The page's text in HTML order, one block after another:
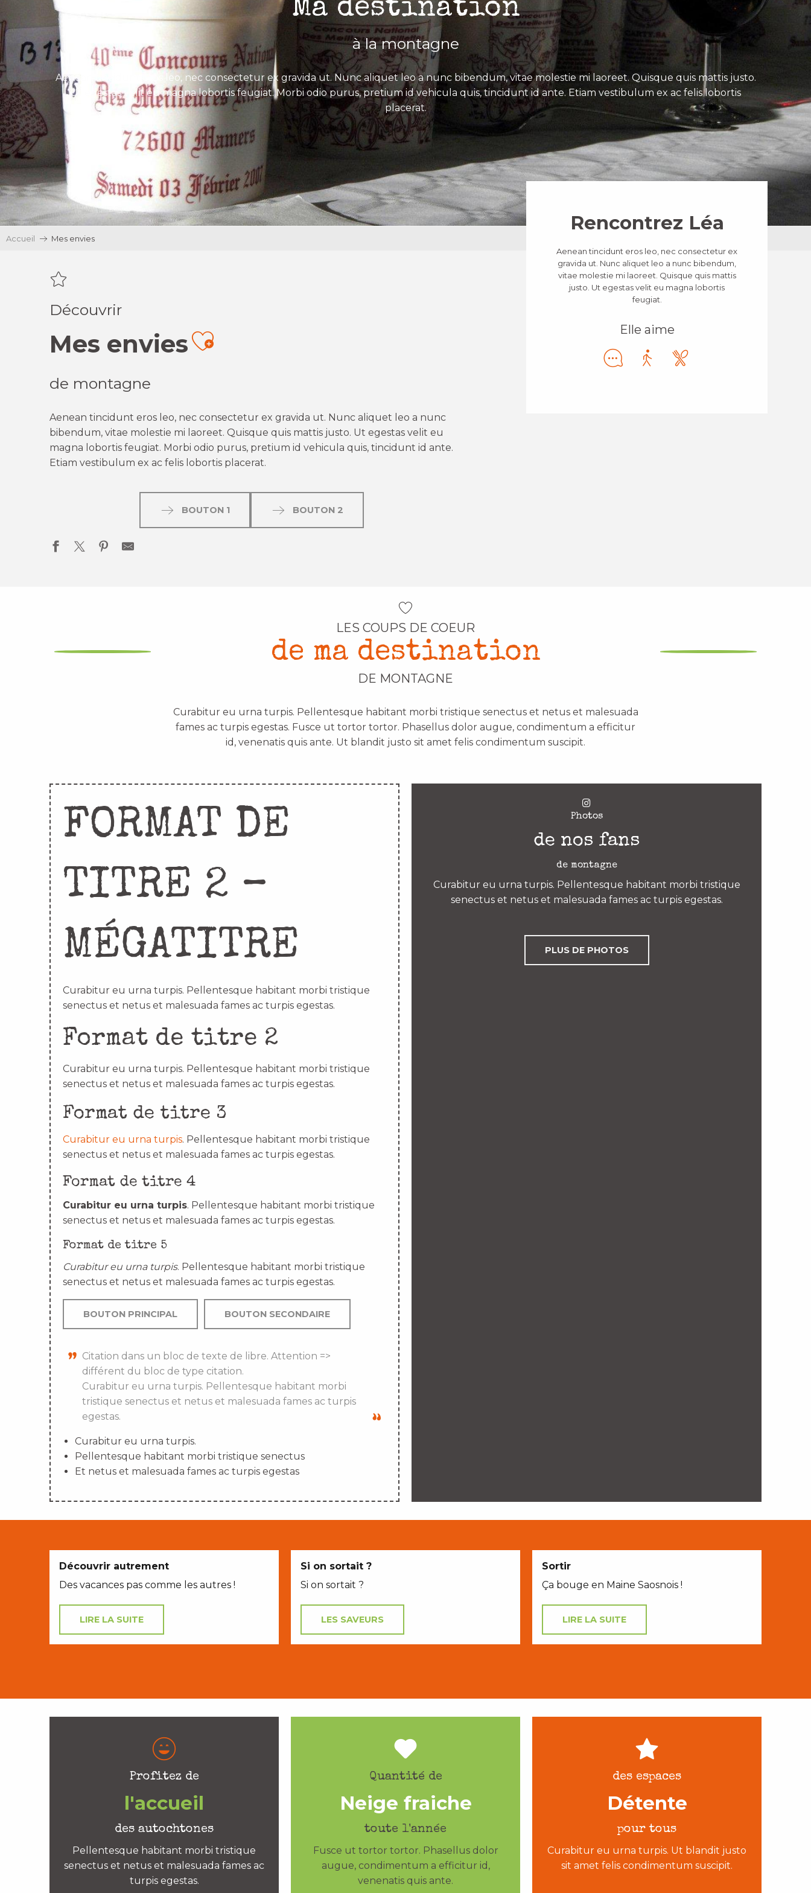
Ma destination
à la montagne
Aenean tincidunt eros leo, nec consectetur ex gravida ut. Nunc aliquet leo a nunc bibendum, vitae molestie mi laoreet. Quisque quis mattis justo.
Ut egestas velit eu magna lobortis feugiat. Morbi odio purus, pretium id vehicula quis, tincidunt id ante. Etiam vestibulum ex ac felis lobortis
placerat.
Accueil Mes envies
Découvrir
Mes enviesAjouter aux favoris
de montagne
Aenean tincidunt eros leo, nec consectetur ex gravida ut. Nunc aliquet leo a nunc
bibendum, vitae molestie mi laoreet. Quisque quis mattis justo. Ut egestas velit eu
magna lobortis feugiat. Morbi odio purus, pretium id vehicula quis, tincidunt id ante.
Etiam vestibulum ex ac felis lobortis placerat.
BOUTON 1 BOUTON 2
Rencontrez Léa
Aenean tincidunt eros leo, nec consectetur ex
gravida ut. Nunc aliquet leo a nunc bibendum,
vitae molestie mi laoreet. Quisque quis mattis
justo. Ut egestas velit eu magna lobortis
feugiat.
Elle aime
LES COUPS DE COEUR
de ma destination
DE MONTAGNE
Curabitur eu urna turpis. Pellentesque habitant morbi tristique senectus et netus et malesuada
fames ac turpis egestas. Fusce ut tortor tortor. Phasellus dolor augue, condimentum a efficitur
id, venenatis quis ante. Ut blandit justo sit amet felis condimentum suscipit.
FORMAT DE
TITRE 2 –
MÉGATITRE
Curabitur eu urna turpis. Pellentesque habitant morbi tristique
senectus et netus et malesuada fames ac turpis egestas.
Format de titre 2
Curabitur eu urna turpis. Pellentesque habitant morbi tristique
senectus et netus et malesuada fames ac turpis egestas.
Format de titre 3
Curabitur eu urna turpis. Pellentesque habitant morbi tristique
senectus et netus et malesuada fames ac turpis egestas.
Format de titre 4
Curabitur eu urna turpis. Pellentesque habitant morbi tristique
senectus et netus et malesuada fames ac turpis egestas.
Format de titre 5
Curabitur eu urna turpis. Pellentesque habitant morbi tristique
senectus et netus et malesuada fames ac turpis egestas.
BOUTON PRINCIPAL BOUTON SECONDAIRE
Citation dans un bloc de texte de libre. Attention =>
différent du bloc de type citation.
Curabitur eu urna turpis. Pellentesque habitant morbi
tristique senectus et netus et malesuada fames ac turpis
egestas.
Curabitur eu urna turpis.
Pellentesque habitant morbi tristique senectus
Et netus et malesuada fames ac turpis egestas
Photos
de nos fans
de montagne
Curabitur eu urna turpis. Pellentesque habitant morbi tristique
senectus et netus et malesuada fames ac turpis egestas.
PLUS DE PHOTOS
Découvrir autrement
Des vacances pas comme les autres !
LIRE LA SUITE
Si on sortait ?
Si on sortait ?
LES SAVEURS
Sortir
Ça bouge en Maine Saosnois !
LIRE LA SUITE
Profitez de
l'accueil
des autochtones
Pellentesque habitant morbi tristique
senectus et netus et malesuada fames ac
turpis egestas.
Quantité de
Neige fraiche
toute l'année
Fusce ut tortor tortor. Phasellus dolor
augue, condimentum a efficitur id,
venenatis quis ante.
des espaces
Détente
pour tous
Curabitur eu urna turpis. Ut blandit justo
sit amet felis condimentum suscipit.